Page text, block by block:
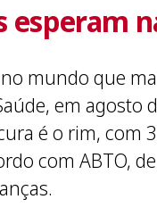
esperam
mundo que
em agosto
é o rim, com
com ABTO,